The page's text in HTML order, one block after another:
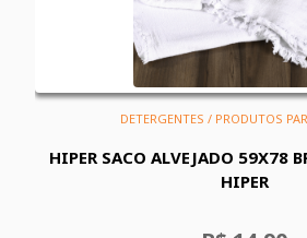
DETERGENTES / PRODUTOS
HIPER SACO ALVEJADO 59X78
HIPER